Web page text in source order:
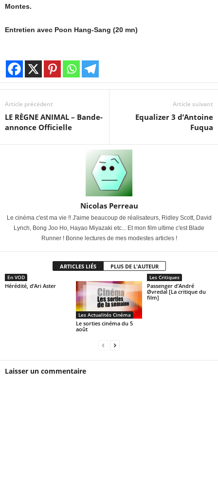
Montes.
Entretien avec Poon Hang-Sang (20 mn)
Article précédent
LE RÈGNE ANIMAL – Bande-
annonce Officielle
Article suivant
Equalizer 3 d’Antoine
Fuqua
Nicolas Perreau
Le cinéma c'est ma vie !! J'aime beaucoup de réalisateurs, Ridley Scott, David
Lynch, Bong Joo Ho, Hayao Miyazaki etc... Et mon film ultime c'est Blade
Runner ! Bonne lectures de mes modestes articles !
ARTICLES LIÉS PLUS DE L'AUTEUR
En VOD
Hérédité, d’Ari Aster
Les Actualités Cinéma
Le sorties cinéma du 5
août
Les Critiques
Passenger d’André
Øvredal [La critique du
film]
Laisser un commentaire